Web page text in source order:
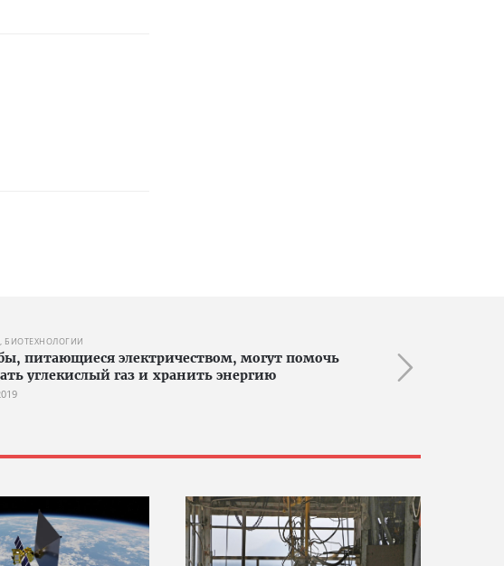
БИОТЕХНОЛОГИИ
питающиеся электричеством, могут помочь
углекислый газ и хранить энергию